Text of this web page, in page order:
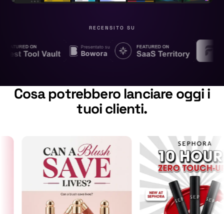
RECENSITO SU
Presentato su
Bowora
Cosa potrebbero lanciare oggi i
tuoi clienti.